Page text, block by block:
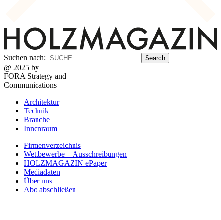
Suchen nach:
@ 2025 by
FORA Strategy and
Communications
Architektur
Technik
Branche
Innenraum
Firmenverzeichnis
Wettbewerbe + Ausschreibungen
HOLZMAGAZIN ePaper
Mediadaten
Über uns
Abo abschließen